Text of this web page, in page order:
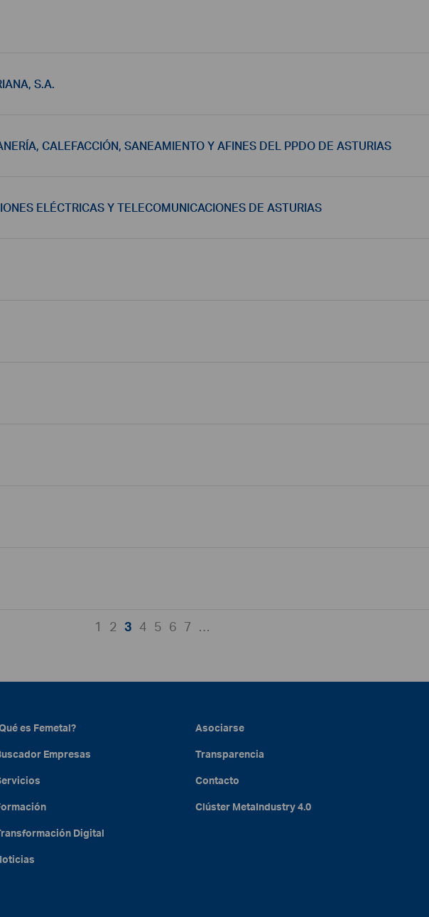
S.A.
CALEFACCIÓN, SANEAMIENTO Y AFINES DEL PPDO DE ASTURIAS
ELÉCTRICAS Y TELECOMUNICACIONES DE ASTURIAS
1 2 3 4 5 6 7 …
es Femetal?
Empresas
Digital
Asociarse
Transparencia
Contacto
Clúster MetaIndustry4.0